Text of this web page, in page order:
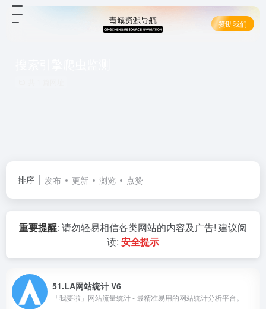
赞助我们
排序 发布 更新 浏览 点赞
重要提醒: 请勿轻易相信各类网站的内容及广告! 建议阅
读: 安全提示
51.LA网站统计 V6
「我要啦」网站流量统计 - 最精准易用的网站统计分析平台。